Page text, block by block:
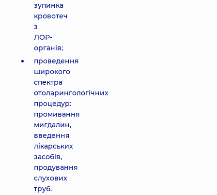
зупинка
кровотеч
з
ЛОР-
органів;
проведення
широкого
спектра
отоларингологічних
процедур:
промивання
мигдалин,
введення
лікарських
засобів,
продування
слухових
труб.